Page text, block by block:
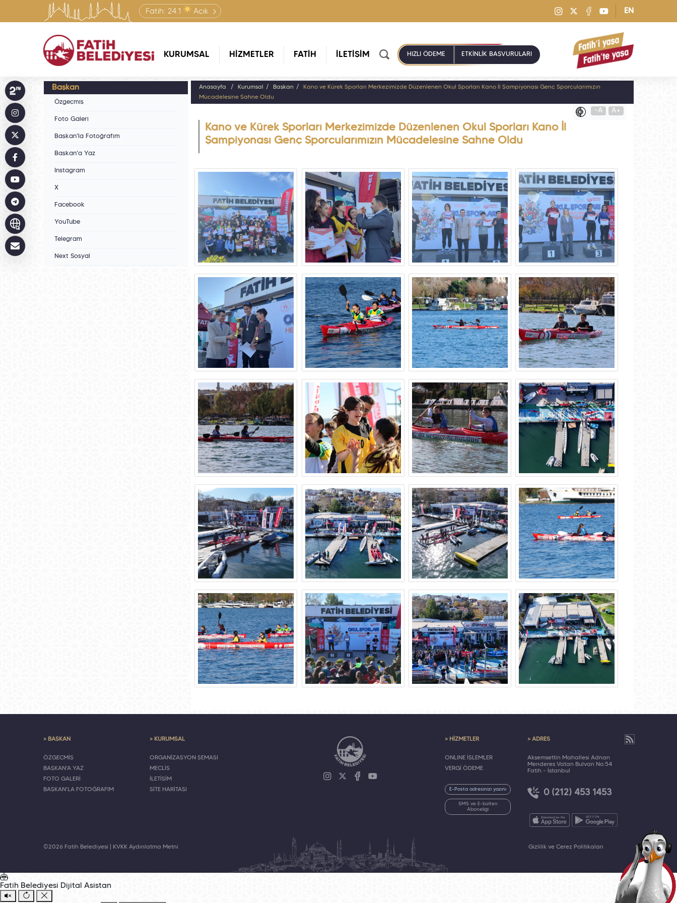
Fatih: 24.1 Açık EN
KURUMSAL HİZMETLER FATİH İLETİŞİM HIZLI ÖDEME ETKİNLİK BAŞVURULARI
Başkan
Özgeçmiş
Foto Galeri
Başkan'la Fotoğrafım
Başkan'a Yaz
Instagram
X
Facebook
YouTube
Telegram
Next Sosyal
Anasayfa Kurumsal Başkan
Kano ve Kürek Sporları Merkezimizde Düzenlenen Okul Sporları Kano İl Şampiyonası Genç Sporcularımızın
Mücadelesine Sahne Oldu
-A A+
Kano ve Kürek Sporları Merkezimizde Düzenlenen Okul Sporları Kano İl
Şampiyonası Genç Sporcularımızın Mücadelesine Sahne Oldu
> BAŞKAN
ÖZGEÇMİŞ
BAŞKAN'A YAZ
FOTO GALERİ
BAŞKAN'LA FOTOĞRAFIM
> KURUMSAL
ORGANİZASYON ŞEMASI
MECLİS
İLETİŞİM
SİTE HARİTASI
> HİZMETLER
ONLINE İŞLEMLER
VERGİ ÖDEME
SMS ve E-bülten
Aboneliği
> ADRES
Akşemsettin Mahallesi Adnan
Menderes Vatan Bulvarı No:54
Fatih - İstanbul
0 (212) 453 1453
©2026 Fatih Belediyesi | KVKK Aydınlatma Metni Gizlilik ve Çerez Politikaları
Fatih Belediyesi Dijital Asistan